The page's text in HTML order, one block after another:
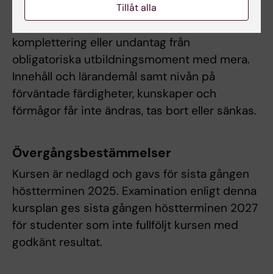
om examinationsform, antal
examinationstillfällen, möjlighet till
komplettering eller undantag från
obligatoriska utbildningsmoment med mera.
Innehåll och lärandemål samt nivån på
förväntade färdigheter, kunskaper och
förmågor får inte ändras, tas bort eller sänkas.
Övergångsbestämmelser
Kursen är nedlagd och gavs för sista gången
höstterminen 2025. Examination enligt denna
kursplan ges sista gången höstterminen 2027
för studenter som inte fullföljt kursen med
godkänt resultat.
Tillåt alla